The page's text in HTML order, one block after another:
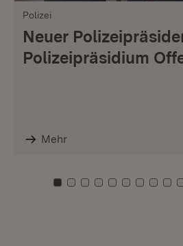
Polizei
Neuer
Polizeipräsidium
Mehr
Zu Kachel: 0
Zu Kachel: 1
Zu Kachel: 2
Zu Kachel: 3
Zu Kachel: 4
ZuZuZu